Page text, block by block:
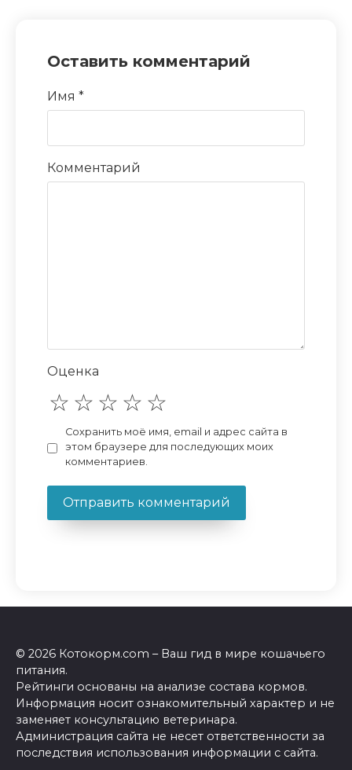
Оставить комментарий
Имя *
Комментарий
Оценка
Сохранить моё имя, email и адрес сайта в
этом браузере для последующих моих
комментариев.
© 2026 Котокорм.com – Ваш гид в мире кошачьего
питания.
Рейтинги основаны на анализе состава кормов.
Информация носит ознакомительный характер и не
заменяет консультацию ветеринара.
Администрация сайта не несет ответственности за
последствия использования информации с сайта.